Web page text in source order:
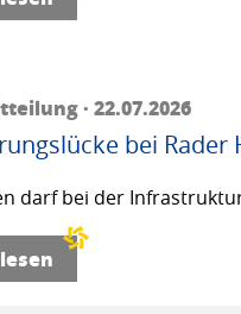
· 22.07.2026
bei
darf bei der